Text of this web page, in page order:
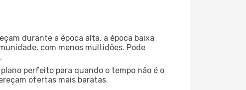
durante a época alta, a época baixa
com menos multidões. Pode
perfeito para quando o tempo não é o
ofertas mais baratas.